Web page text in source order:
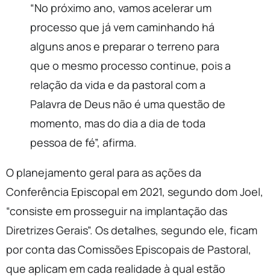
“No próximo ano, vamos acelerar um
processo que já vem caminhando há
alguns anos e preparar o terreno para
que o mesmo processo continue, pois a
relação da vida e da pastoral com a
Palavra de Deus não é uma questão de
momento, mas do dia a dia de toda
pessoa de fé”, afirma.
O planejamento geral para as ações da
Conferência Episcopal em 2021, segundo dom Joel,
“consiste em prosseguir na implantação das
Diretrizes Gerais”. Os detalhes, segundo ele, ficam
por conta das Comissões Episcopais de Pastoral,
que aplicam em cada realidade à qual estão